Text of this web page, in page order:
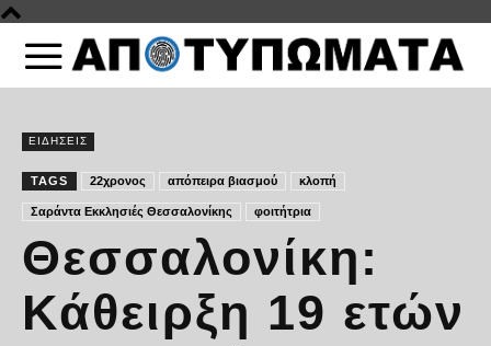
ΕΙΔΗΣΕΙΣ
TAGS 22χρονος απόπειρα βιασμού κλοπή
Σαράντα Εκκλησιές Θεσσαλονίκης φοιτήτρια
Θεσσαλονίκη:
Κάθειρξη 19 ετών